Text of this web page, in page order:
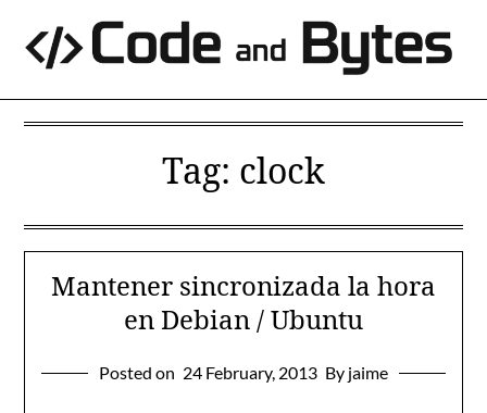
content
Tag: clock
Mantener sincronizada la hora
en Debian / Ubuntu
Posted on 24 February, 2013 By jaime